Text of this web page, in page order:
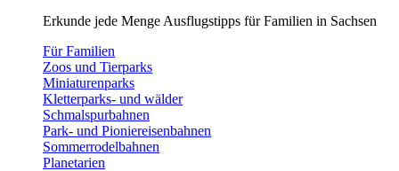
Erkunde jede Menge Ausflugstipps für Familien in Sachsen
Für Familien
Zoos und Tierparks
Miniaturenparks
Kletterparks- und wälder
Schmalspurbahnen
Park- und Pioniereisenbahnen
Sommerrodelbahnen
Planetarien